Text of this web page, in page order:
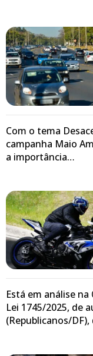
Com o tema
campanha Maio
a importância…
Está em análise
Lei 1745/2025, de
(Republicanos/